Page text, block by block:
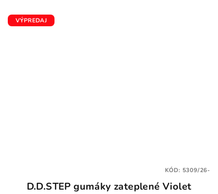
VÝPREDAJ
D.D.STEP gumáky zateplené Violet
KÓD: 5309/26-